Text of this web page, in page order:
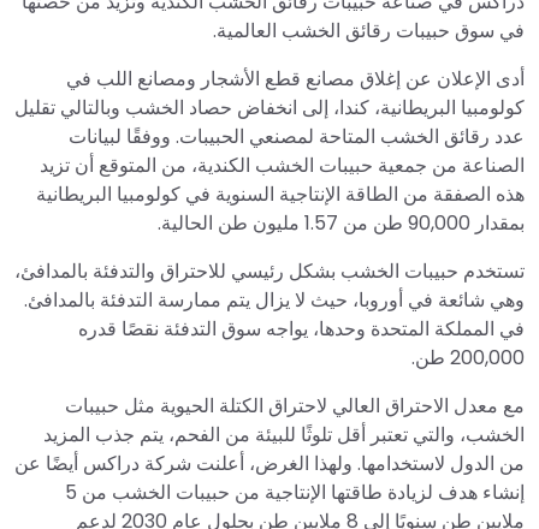
في سوق حبيبات رقائق الخشب العالمية.
أدى الإعلان عن إغلاق مصانع قطع الأشجار ومصانع اللب في
كولومبيا البريطانية، كندا، إلى انخفاض حصاد الخشب وبالتالي تقليل
عدد رقائق الخشب المتاحة لمصنعي الحبيبات. ووفقًا لبيانات
الصناعة من جمعية حبيبات الخشب الكندية، من المتوقع أن تزيد
هذه الصفقة من الطاقة الإنتاجية السنوية في كولومبيا البريطانية
بمقدار 90,000 طن من 1.57 مليون طن الحالية.
تستخدم حبيبات الخشب بشكل رئيسي للاحتراق والتدفئة بالمدافئ،
وهي شائعة في أوروبا، حيث لا يزال يتم ممارسة التدفئة بالمدافئ.
في المملكة المتحدة وحدها، يواجه سوق التدفئة نقصًا قدره
200,000 طن.
مع معدل الاحتراق العالي لاحتراق الكتلة الحيوية مثل حبيبات
الخشب، والتي تعتبر أقل تلوثًا للبيئة من الفحم، يتم جذب المزيد
من الدول لاستخدامها. ولهذا الغرض، أعلنت شركة دراكس أيضًا عن
إنشاء هدف لزيادة طاقتها الإنتاجية من حبيبات الخشب من 5
ملايين طن سنويًا إلى 8 ملايين طن بحلول عام 2030 لدعم